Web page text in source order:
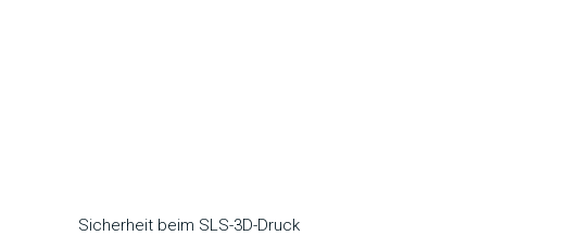
Sicherheit beim SLS-3D-Druck